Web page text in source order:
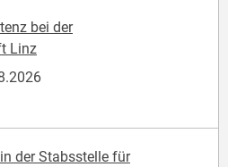
bei der
Linz
der Stabsstelle für